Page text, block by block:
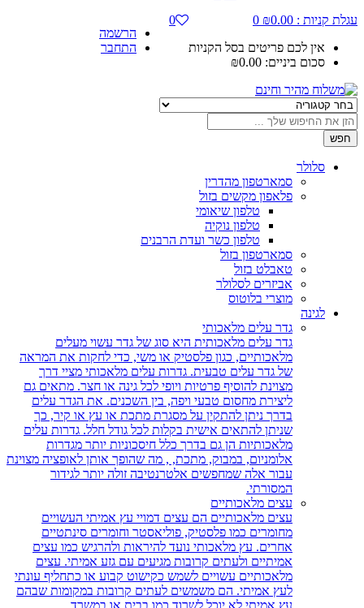
עגלת קניות :
₪0.00
0
אין לכם פריטים בסל הקניות
סכום ביניים:
₪0.00
0
הרשמה
התחבר
חפש
סלולר
סמארטפון מהדרין
פלאפון מקשים בזול
טלפון שיאומי
טלפון נוקיה
טלפון כשר ועדת הרבנים
סמארטפון בזול
טאבלט בזול
אביזרים לסלולר
מוצרי בלוטוס
לגינה
גדר עלים מלאכותי
גדר עלים מלאכותית היא סוג של גדר עשוי מעלים
מלאכותיים, כגון פלסטיק או משי, כדי לחקות את המראה
של גדר עלים טבעית. גדרות עלים מלאכותי מציי דרך
מצוינת להוסיף פרטיות ויופי לכל גינה או חצר. מתאים גם
ליצירת מחסום טבעי ויפה, בין השכנים. את הגדר עלים
בדרך ניתן להתקין על מסגרת מתכת או עץ או קיר, כך
שניתן להתאים אישית בקלות לכל גודל חלל. גדרות עלים
מלאכותיות הן גם בדרך כלל חיסכוניות יותר מגדרות
אלומניום, במבוק, מתכת, , מה שהופך אותן לאופציה מצוינת
עבור אלה שמחפשים אלטרנטיבה זולה יותר לגידור
המסורתי.
עצים מלאכותיים
עצים מלאכותיים הם עצים דמויי עץ אמיתי העשויים
מחומרים כמו פלסטיק, פוליאסטר וחומרים סינתטיים
אחרים. עץ מלאכותי נועד להיראות ולהרגיש כמו עצים
אמיתיים ולעתים קרובות מגיעים עם גזע אמיתי. עצים
מלאכותיים עשויים לשמש כקישוט קבוע או כתחליף עונתי
לעץ אמיתי. הם משמשים לעתים קרובות במקומות שבהם
עץ אמיתי לא יוכל לשרוד כמו בבית או במשרד.